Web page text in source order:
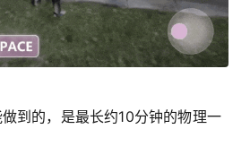
到的，是最长约10分钟的物理一